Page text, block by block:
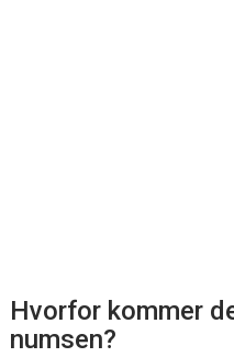
Hvorfor kommer
numsen?